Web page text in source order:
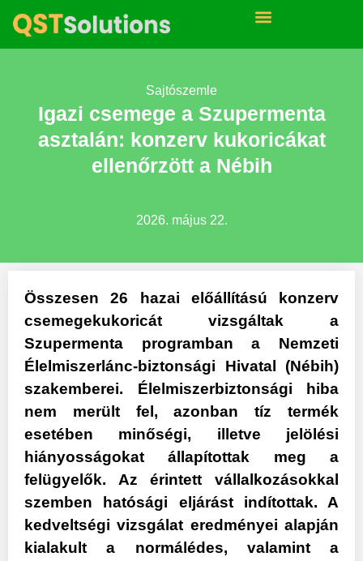
Sajtószemle
Igazi csemege a Szupermenta
asztalán: konzerv kukoricákat
ellenőrzött a Nébih
2026. május 22.
Összesen 26 hazai előállítású konzerv
csemegekukoricát vizsgáltak a
Szupermenta programban a Nemzeti
Élelmiszerlánc-biztonsági Hivatal (Nébih)
szakemberei. Élelmiszerbiztonsági hiba
nem merült fel, azonban tíz termék
esetében minőségi, illetve jelölési
hiányosságokat állapítottak meg a
felügyelők. Az érintett vállalkozásokkal
szemben hatósági eljárást indítottak. A
kedveltségi vizsgálat eredményei alapján
kialakult a normálédes, valamint a